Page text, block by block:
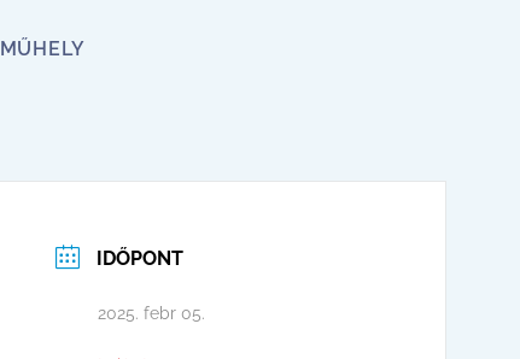
MŰHELY
IDŐPONT
2025. febr 05.